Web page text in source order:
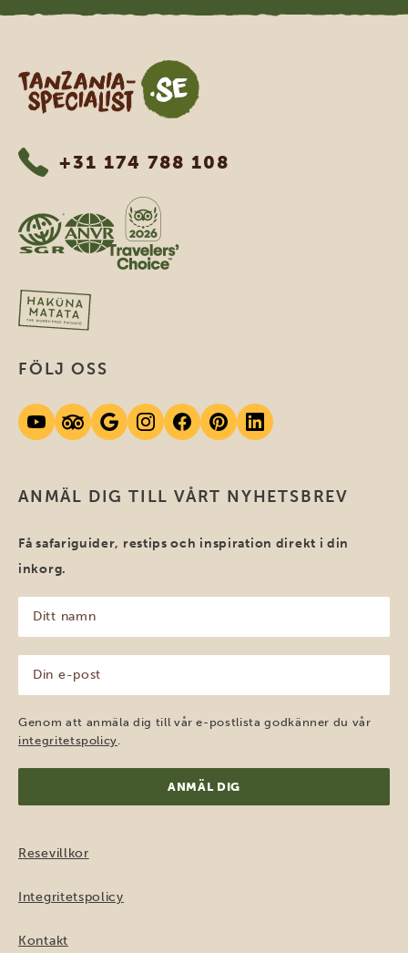
Tanzania Specialist
+31 174 788 108
ANMÄL DIG TILL VÅRT NYHETSBREV
Få safariguider, restips och inspiration direkt i din
inkorg.
namn
(Obligatoriskt)
post
(Obligatoriskt)
Genom att anmäla dig till vår e-postlista godkänner du vår
integritetspolicy.
FÖLJ OSS
Resevillkor
Integritetspolicy
Kontakt